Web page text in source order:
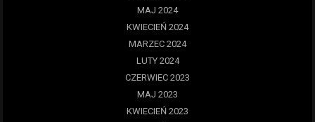
MAJ 2024
KWIECIEŃ 2024
MARZEC 2024
LUTY 2024
CZERWIEC 2023
MAJ 2023
KWIECIEŃ 2023